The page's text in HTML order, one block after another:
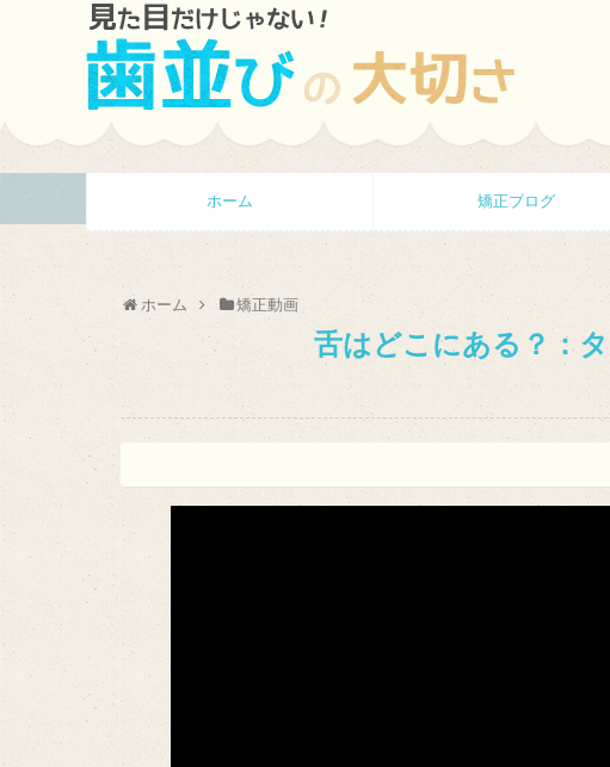
ホーム 矯正ブログ
ホーム 矯正動画
舌はどこにある？：